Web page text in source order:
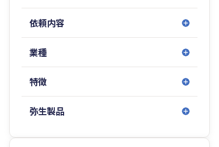
当社では以下の理念・バリューを定めることで、
非常に高いハードルを自らに掲げ、他のどの会計
事務所にも負けないサービス品質を目指します。
法人顧問：上場会社、上場子会社、グループ企
業、IPO準備企業、スタートアップ、中小企業、
タックスプランニング
依頼内容
業種
特徴
弥生製品